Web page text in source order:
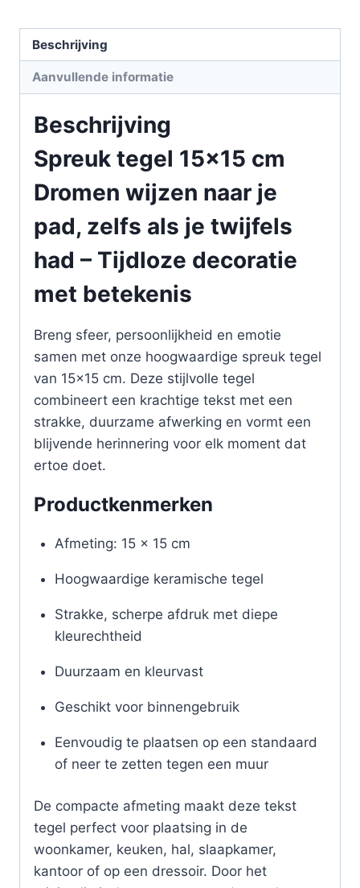
Beschrijving
Aanvullende informatie
Beschrijving
Spreuk tegel 15×15 cm
Dromen wijzen naar je
pad, zelfs als je twijfels
had – Tijdloze decoratie
met betekenis
Breng sfeer, persoonlijkheid en emotie
samen met onze hoogwaardige spreuk tegel
van 15×15 cm. Deze stijlvolle tegel
combineert een krachtige tekst met een
strakke, duurzame afwerking en vormt een
blijvende herinnering voor elk moment dat
ertoe doet.
Productkenmerken
Afmeting: 15 x 15 cm
Hoogwaardige keramische tegel
Strakke, scherpe afdruk met diepe
kleurechtheid
Duurzaam en kleurvast
Geschikt voor binnengebruik
Eenvoudig te plaatsen op een standaard
of neer te zetten tegen een muur
De compacte afmeting maakt deze tekst
tegel perfect voor plaatsing in de
woonkamer, keuken, hal, slaapkamer,
kantoor of op een dressoir. Door het